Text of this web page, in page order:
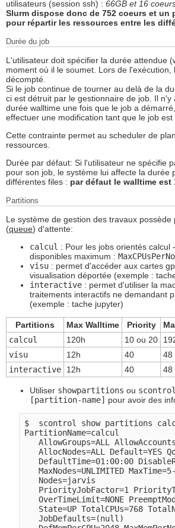
utilisateurs (session ssh) : 66GB et 16
Slurm dispose donc de 752 coeurs et un
pour répartir les ressources entre les
Durée du job
L'utilisateur doit spécifier la durée attendue
moment où il le soumet. Lors de l'exécution,
décompté.
Si le job continue de tourner au delà de la
ci est détruit par le gestionnaire de job. Il n'y
durée walltime une fois que le job a
effectuer une modification tant que le job est
Cette contrainte permet au scheduler de
ressources.
Durée par défaut: Si l'utilisateur ne spécifie
pour son job, le système lui affecte la durée
différentes files : par défaut le walltime est
Partitions
Le système de gestion des travaux possède
(queue) d'attente:
calcul : Pour les jobs orientés calcul
disponibles maximum :
visu : permet d'accéder aux cartes
visualisation déportée (exemple :
interactive : permet d'utiliser la
traitements interactifs ne demandant
(exemple : tache jupyter)
Partitions Max Walltime Priority
calcul
120h 10 ou 20
visu
12h 40
48
interactive
12h 40 48
Utiliser showpartitions ou
[partition-name] pour avoir des
$  scontrol show partitions
PartitionName=calcul
AllowGroups=ALL
AllocNodes=ALL Default=YES
DefaultTime=01:00:00
MaxNodes=UNLIMITED
   Nodes=jarvis
PriorityJobFactor=1
OverTimeLimit=NONE
State=UP TotalCPUs=768
   JobDefaults=(null)